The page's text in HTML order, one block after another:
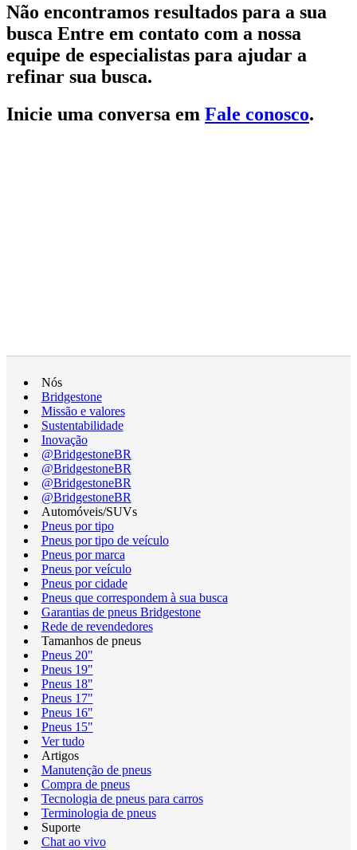
Não encontramos resultados para a sua
busca Entre em contato com a nossa
equipe de especialistas para ajudar a
refinar sua busca.
Inicie uma conversa em Fale conosco.
Nós
Bridgestone
Missão e valores
Sustentabilidade
Inovação
@BridgestoneBR
@BridgestoneBR
@BridgestoneBR
@BridgestoneBR
Automóveis/SUVs
Pneus por tipo
Pneus por tipo de veículo
Pneus por marca
Pneus por veículo
Pneus por cidade
Pneus que correspondem à sua busca
Garantias de pneus Bridgestone
Rede de revendedores
Tamanhos de pneus
Pneus 20"
Pneus 19"
Pneus 18"
Pneus 17"
Pneus 16"
Pneus 15"
Ver tudo
Artigos
Manutenção de pneus
Compra de pneus
Tecnologia de pneus para carros
Terminologia de pneus
Suporte
Chat ao vivo